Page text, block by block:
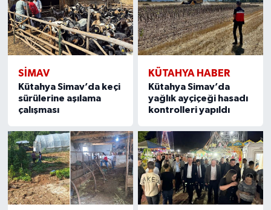
SIMAV
Kütahya Simav’da keçi
sürülerine aşılama
çalışması
KÜTAHYA HABER
Kütahya Simav’da
yağlık ayçiçeği hasadı
kontrolleri yapıldı